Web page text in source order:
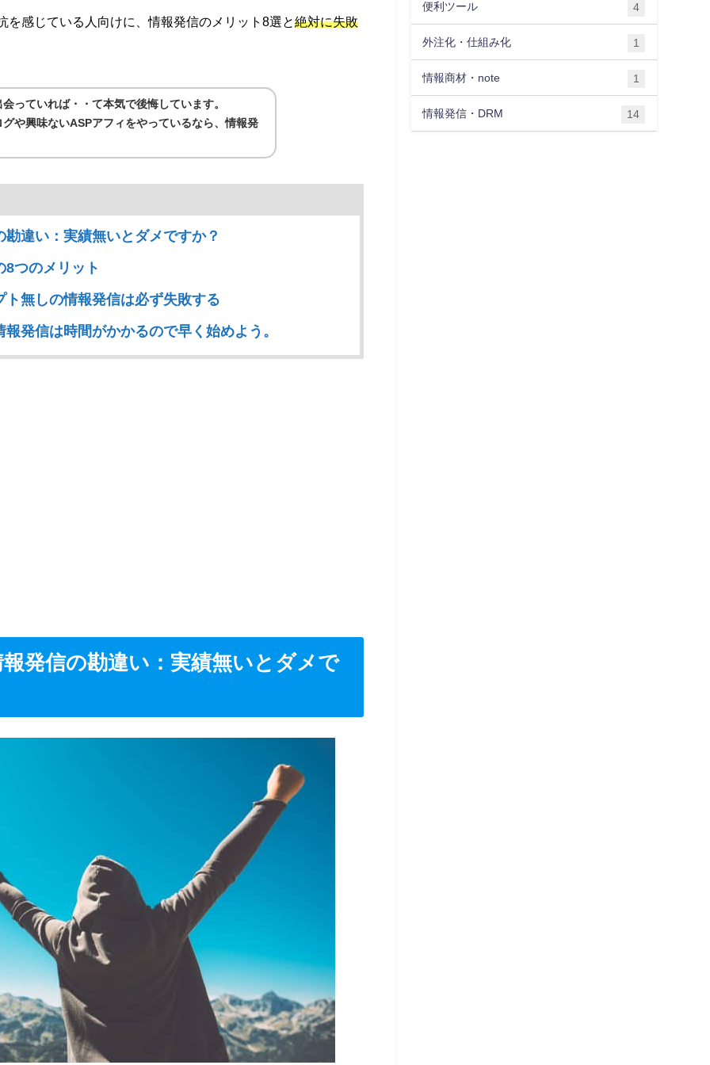
を感じている人向けに、情報発信のメリット8選と絶対に失敗
っていれば・・て本気で後悔しています。
や興味ないASPアフィをやっているなら、情報発
違い：実績無いとダメですか？
つのメリット
無しの情報発信は必ず失敗する
発信は時間がかかるので早く始めよう。
発信の勘違い：実績無いとダメで
便利ツール 4
外注化・仕組み化 1
情報商材・note 1
情報発信・DRM 14